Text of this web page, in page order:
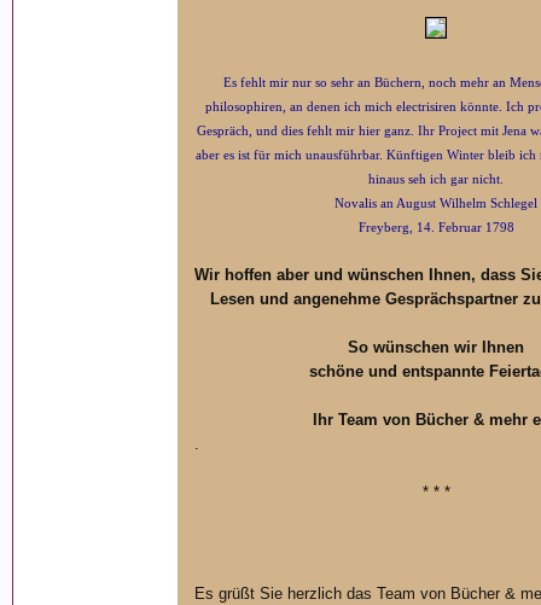
Es fehlt mir nur so sehr an Büchern, noch mehr an
philosophiren, an denen ich mich electrisiren könnte. Ich
Gespräch, und dies fehlt mir hier ganz. Ihr Project mit Jena
aber es ist für mich unausführbar. Künftigen Winter bleib
hinaus seh ich gar nicht.
Novalis an August Wilhelm Schlegel
Freyberg, 14. Februar 1798
Wir hoffen aber und wünschen Ihnen, dass
Lesen und angenehme Gesprächspartner
So wünschen wir Ihnen
schöne und entspannte
Ihr Team von Bücher & mehr
.
* * *
Es grüßt Sie herzlich das Team von Bücher &